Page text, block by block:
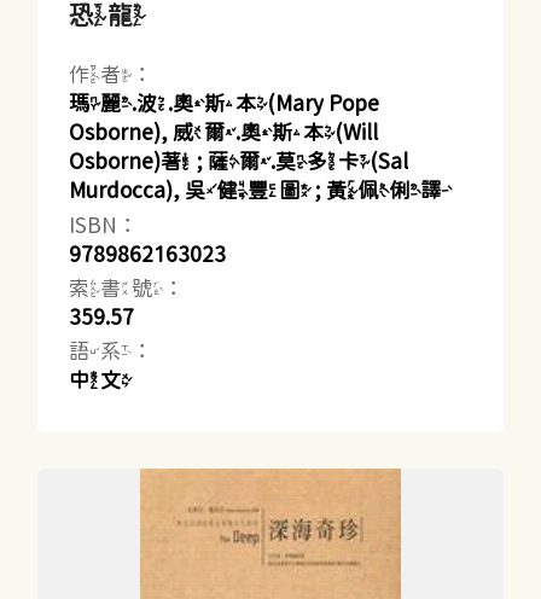
恐龍
作者：
瑪麗.波.奧斯本(Mary Pope
Osborne), 威爾.奧斯本(Will
Osborne)著 ; 薩爾.莫多卡(Sal
Murdocca), 吳健豐圖 ; 黃佩俐譯
ISBN：
9789862163023
索書號：
359.57
語系：
中文